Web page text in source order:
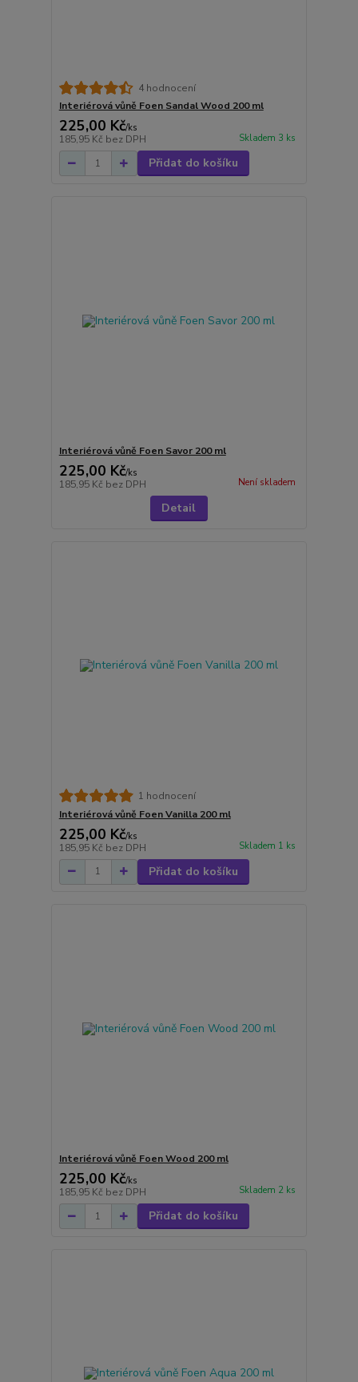
4 hodnocení
Interiérová vůně Foen Sandal Wood 200 ml
225,00 Kč/ks
185,95 Kč bez DPH Skladem 3 ks
Přidat do košíku
Interiérová vůně Foen Savor 200 ml
225,00 Kč/ks
185,95 Kč bez DPH Není skladem
Detail
1 hodnocení
Interiérová vůně Foen Vanilla 200 ml
225,00 Kč/ks
185,95 Kč bez DPH Skladem 1 ks
Přidat do košíku
Interiérová vůně Foen Wood 200 ml
225,00 Kč/ks
185,95 Kč bez DPH Skladem 2 ks
Přidat do košíku